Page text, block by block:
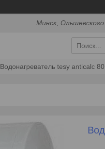
Минск,
Водонагреватель tesy anticalc